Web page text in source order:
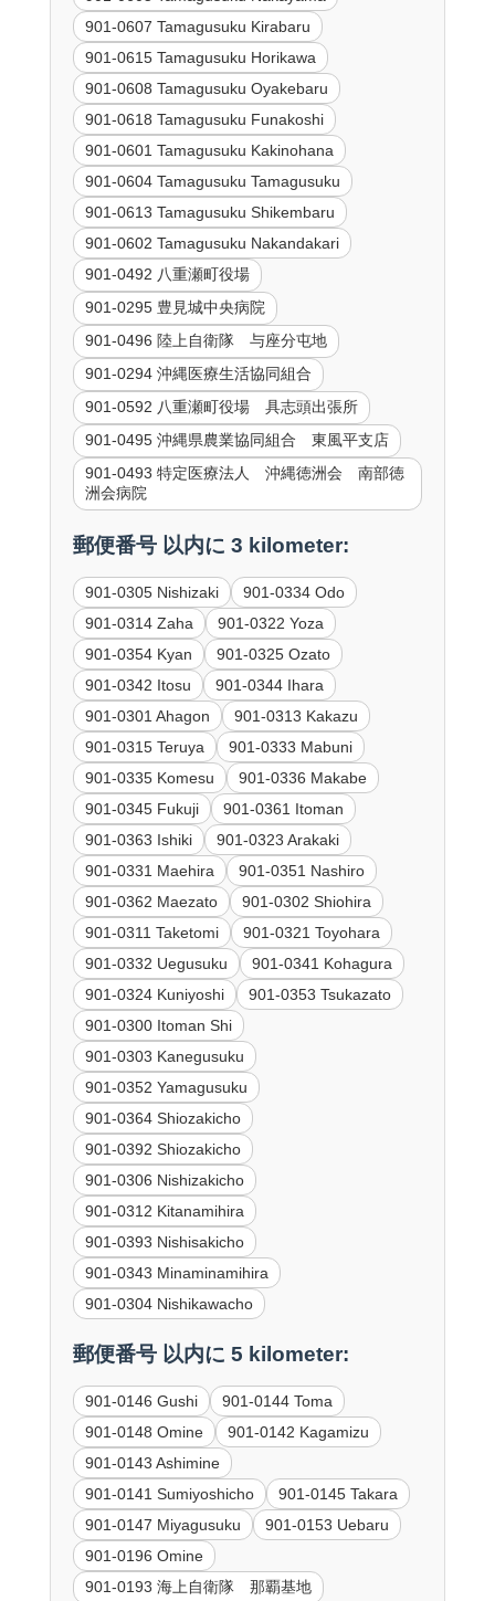
901-0607 Tamagusuku Kirabaru
901-0615 Tamagusuku Horikawa
901-0608 Tamagusuku Oyakebaru
901-0618 Tamagusuku Funakoshi
901-0601 Tamagusuku Kakinohana
901-0604 Tamagusuku Tamagusuku
901-0613 Tamagusuku Shikembaru
901-0602 Tamagusuku Nakandakari
901-0492 八重瀬町役場
901-0295 豊見城中央病院
901-0496 陸上自衛隊 与座分屯地
901-0294 沖縄医療生活協同組合
901-0592 八重瀬町役場 具志頭出張所
901-0495 沖縄県農業協同組合 東風平支店
901-0493 特定医療法人 沖縄徳洲会 南部徳
洲会病院
郵便番号 以内に 3 kilometer:
901-0305 Nishizaki
901-0334 Odo
901-0314 Zaha
901-0322 Yoza
901-0354 Kyan
901-0325 Ozato
901-0342 Itosu
901-0344 Ihara
901-0301 Ahagon
901-0313 Kakazu
901-0315 Teruya
901-0333 Mabuni
901-0335 Komesu
901-0336 Makabe
901-0345 Fukuji
901-0361 Itoman
901-0363 Ishiki
901-0323 Arakaki
901-0331 Maehira
901-0351 Nashiro
901-0362 Maezato
901-0302 Shiohira
901-0311 Taketomi
901-0321 Toyohara
901-0332 Uegusuku
901-0341 Kohagura
901-0324 Kuniyoshi
901-0353 Tsukazato
901-0300 Itoman Shi
901-0303 Kanegusuku
901-0352 Yamagusuku
901-0364 Shiozakicho
901-0392 Shiozakicho
901-0306 Nishizakicho
901-0312 Kitanamihira
901-0393 Nishisakicho
901-0343 Minaminamihira
901-0304 Nishikawacho
郵便番号 以内に 5 kilometer:
901-0146 Gushi
901-0144 Toma
901-0148 Omine
901-0142 Kagamizu
901-0143 Ashimine
901-0141 Sumiyoshicho
901-0145 Takara
901-0147 Miyagusuku
901-0153 Uebaru
901-0196 Omine
901-0193 海上自衛隊 那覇基地